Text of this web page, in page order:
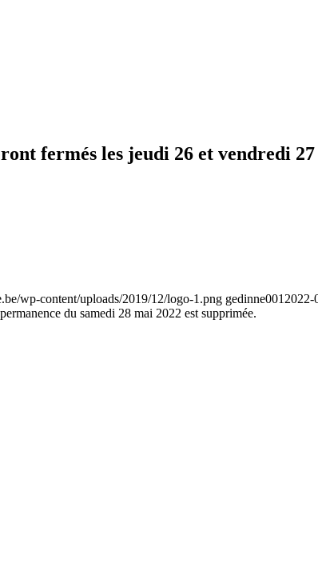
fermés les jeudi 26 et vendredi
wp-content/uploads/2019/12/logo-1.png gedinne001 2022-
du samedi 28 mai 2022 est supprimée.